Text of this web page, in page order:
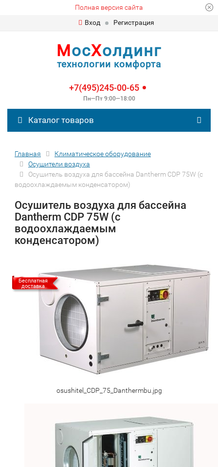
Полная версия сайта
Вход
Регистрация
МосХолдинг
технологии комфорта
+7(495)245-00-65
Пн—Пт 9:00—18:00
Каталог товаров
Главная
Климатическое оборудование
Осушители воздуха
Осушитель воздуха для бассейна Dantherm CDP 75W (с
водоохлаждаемым конденсатором)
Осушитель воздуха для бассейна
Dantherm CDP 75W (с
водоохлаждаемым
конденсатором)
Бесплатная
доставка
osushitel_CDP_75_Danthermbu.jpg